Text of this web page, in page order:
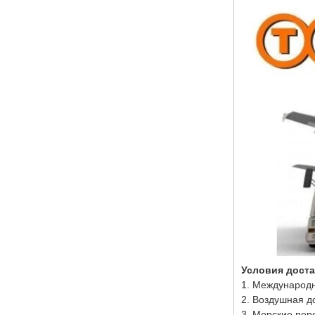
Условия
1.
2. Воздушная